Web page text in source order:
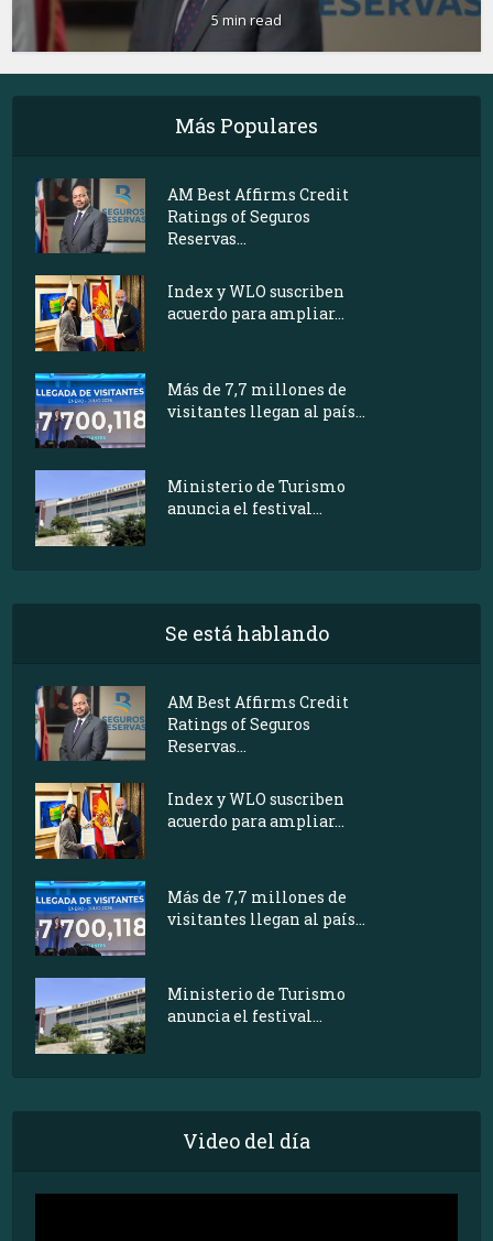
5 min read
Más Populares
AM Best Affirms Credit
Ratings of Seguros
Reservas...
Index y WLO suscriben
acuerdo para ampliar...
Más de 7,7 millones de
visitantes llegan al país...
Ministerio de Turismo
anuncia el festival...
Se está hablando
AM Best Affirms Credit
Ratings of Seguros
Reservas...
Index y WLO suscriben
acuerdo para ampliar...
Más de 7,7 millones de
visitantes llegan al país...
Ministerio de Turismo
anuncia el festival...
Video del día